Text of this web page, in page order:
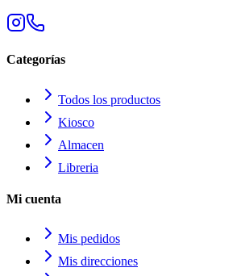
Categorías
Todos los productos
Kiosco
Almacen
Libreria
Mi cuenta
Mis pedidos
Mis direcciones